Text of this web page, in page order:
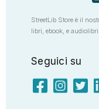
StreetLib Store è il
libri, ebook, e audiolibri
Seguici su